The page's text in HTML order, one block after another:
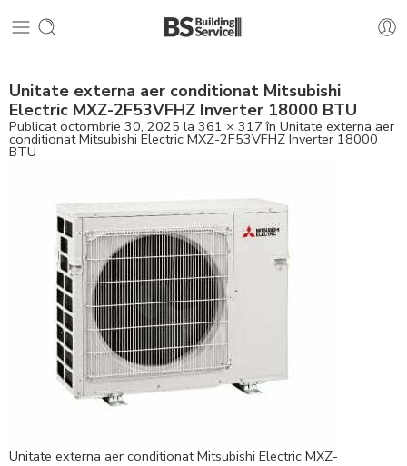
Unitate externa aer conditionat Mitsubishi
Electric MXZ-2F53VFHZ Inverter 18000 BTU
Publicatoctombrie 30, 2025 la 361 × 317 în Unitate externa aer
conditionat Mitsubishi Electric MXZ-2F53VFHZ Inverter 18000
BTU
Unitate externa aer conditionat Mitsubishi Electric MXZ-